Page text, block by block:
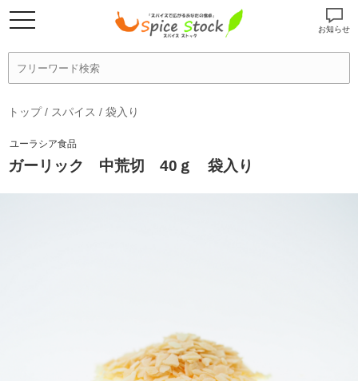
お知らせ
トップ/ スパイス / 袋入り
ユーラシア食品
ガーリック 中荒切 40ｇ 袋入り